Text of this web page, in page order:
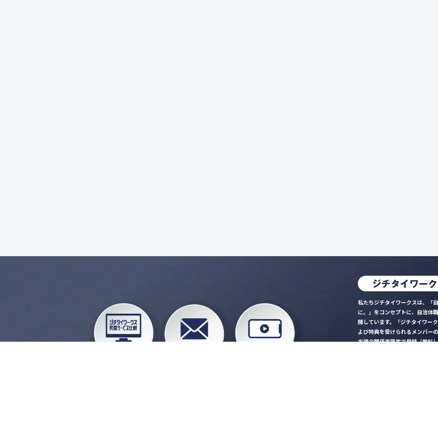
私たちジチタイワークスは、「
に。」をコンセプトに、自治体
開しています。「ジチタイワー
よび特典を受けられるメンバー
方議会関係者限定で登録（無料